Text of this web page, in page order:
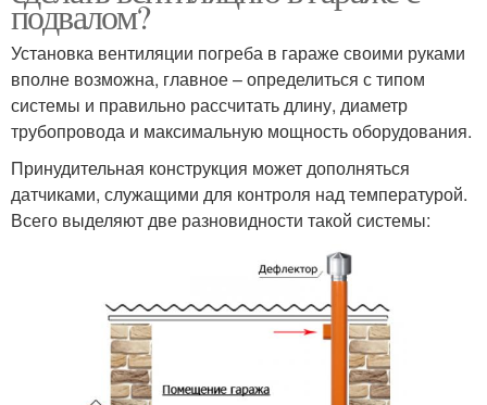
подвалом?
Установка вентиляции погреба в гараже своими руками
вполне возможна, главное – определиться с типом
системы и правильно рассчитать длину, диаметр
трубопровода и максимальную мощность оборудования.
Принудительная конструкция может дополняться
датчиками, служащими для контроля над температурой.
Всего выделяют две разновидности такой системы: